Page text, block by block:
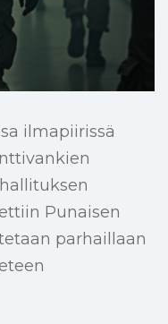
ilmapiirissä
Punaisen
parhaillaan